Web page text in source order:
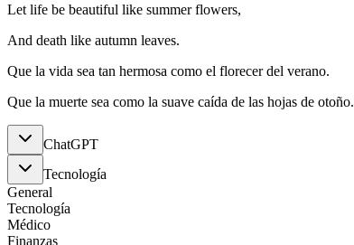
Let life be beautiful like summer flowers,
And death like autumn leaves.
Que la vida sea tan hermosa como el florecer del verano.
Que la muerte sea como la suave caída de las hojas de otoño.
ChatGPT
Tecnología
General
Tecnología
Médico
Finanzas